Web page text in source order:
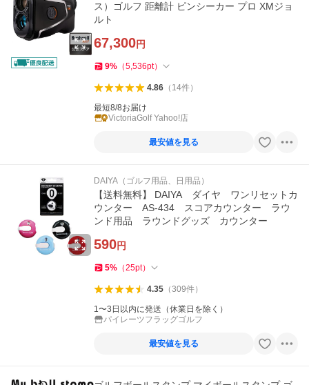
ス）ゴルフ 距離計 ピンシーカー プロ XMジョ
ルト
67,300円
9% （5,536pt）
4.86（ 14件）
最短8/8お届け
VictoriaGolf Yahoo!店
最安値を見る
DAIYA（ゴルフ用品、日用品）
【送料無料】 DAIYA ダイヤ ワンリセットカ
ウンター AS-434 スコアカウンター ラウ
ンド用品 ラウンドグッズ カウンター
590円
5% （25pt）
4.35（309件）
1〜3日以内に発送（休業日を除く）
パイレーツフラッグゴルフ
最安値を見る